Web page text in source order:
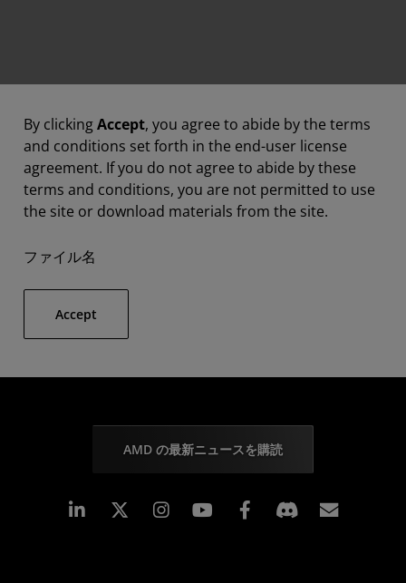
By clickingAccept, you agree to abide by the terms
and conditions set forth in the end-user license
agreement. If you do not agree to abide by these
terms and conditions, you are not permitted to use
the site or download materials from the site.
ファイル名
Accept
AMD の最新ニュースを購読
Linkedin Instagram Facebook